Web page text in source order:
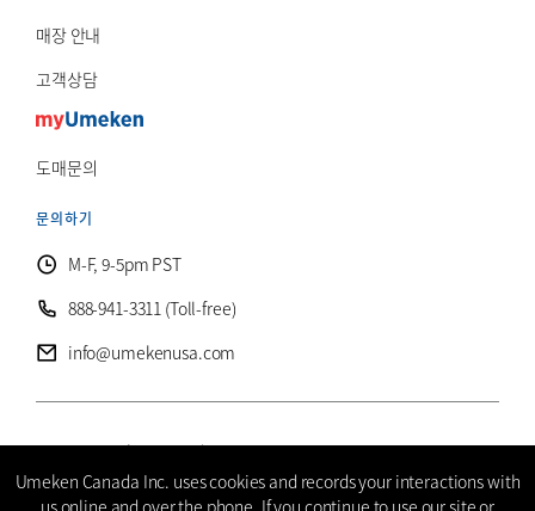
매장 안내
고객상담
도매문의
문의하기
M-F, 9-5pm PST
888-941-3311 (Toll-free)
info@umekenusa.com
© 2026 Umeken Canada, Inc. ALL RIGHTS RESERVED.
개인정보 보호정책
계약이용약관 접근성 선언문 사이트맵
Umeken Canada Inc. uses cookies and records your interactions with
us online and over the phone. If you continue to use our site or